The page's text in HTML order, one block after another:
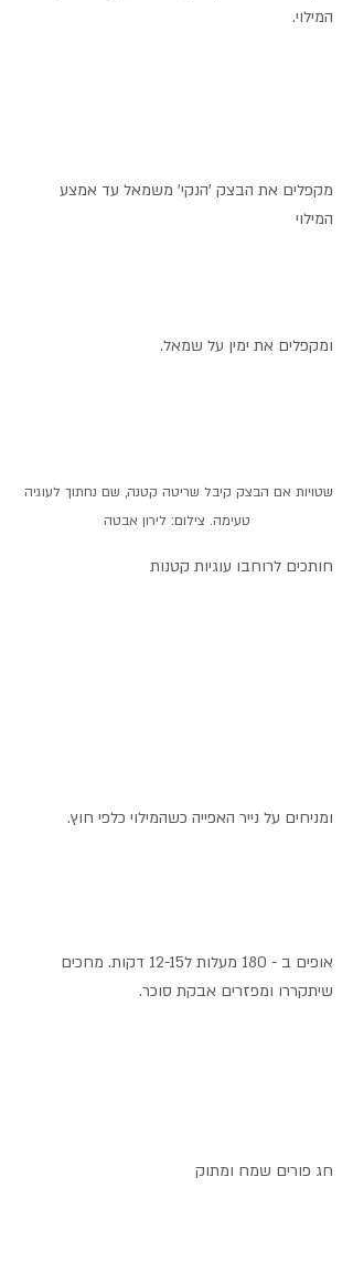
המילוי.
מקפלים את הבצק 'הנקי' משמאל עד אמצע
המילוי
ומקפלים את ימין על שמאל.
שטויות אם הבצק קיבל שריטה קטנה, שם נחתוך לעוגיה
טעימה. צילום: לירון אבטה
חותכים לרוחבו עוגיות קטנות
ומניחים על נייר האפייה כשהמילוי כלפי חוץ.
אופים ב - 180 מעלות ל12-15 דקות. מחכים
שיתקררו ומפזרים אבקת סוכר.
חג פורים שמח ומתוק